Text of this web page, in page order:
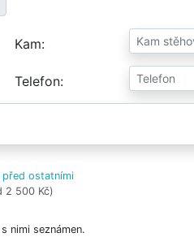
Kam
Telefon
před ostatními
2 500 Kč)
nimi seznámen.